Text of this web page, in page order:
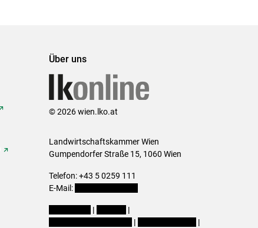
Über uns
© 2026 wien.lko.at
Landwirtschaftskammer Wien
Gumpendorfer Straße 15, 1060 Wien
Telefon: +43 5 0259 111
E-Mail:
|
|
|
|